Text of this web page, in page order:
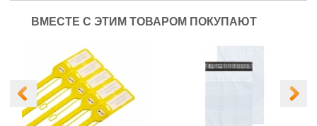
ВМЕСТЕ С ЭТИМ ТОВАРОМ ПОКУПАЮТ